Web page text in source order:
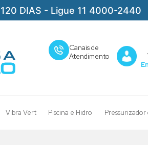
DIAS - Ligue 11 4000-2440
Canais de
Atendimento
Vibra Vert Piscina e Hidro Pressurizador